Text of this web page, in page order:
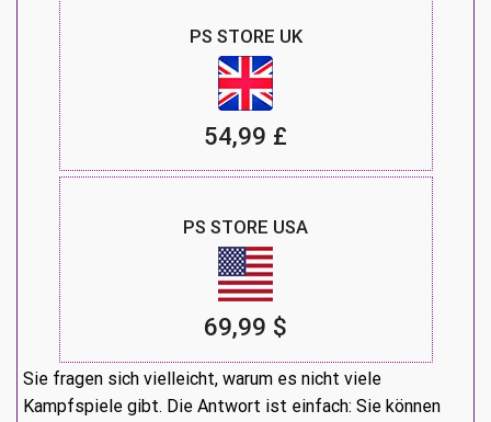
PS STORE UK
54,99 £
PS STORE USA
69,99 $
Sie fragen sich vielleicht, warum es nicht viele
Kampfspiele gibt. Die Antwort ist einfach: Sie können